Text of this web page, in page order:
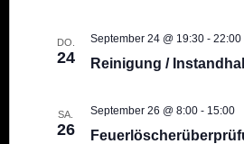
DO.
24 Reinigung /
September 24 @ 19:30- 22:00
SA.
26
September 26 @ 8:00- 15:00